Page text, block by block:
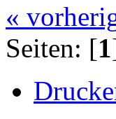
«
Seiten: [1